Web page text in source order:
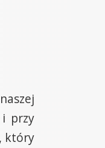
przy
który